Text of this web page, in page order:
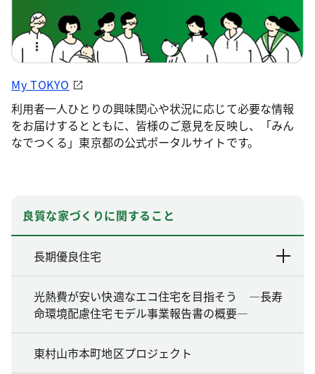
My TOKYO
利用者一人ひとりの興味関心や状況に応じて必要な情報
をお届けするとともに、皆様のご意見を反映し、「みん
なでつくる」東京都の公式ポータルサイトです。
良質な家づくりに関すること
長期優良住宅
光熱費が安い快適なエコ住宅を目指そう ―長寿
命環境配慮住宅モデル事業報告書の概要―
東村山市本町地区プロジェクト